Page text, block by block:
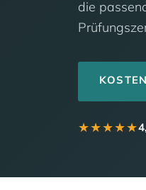
die
★★★★★